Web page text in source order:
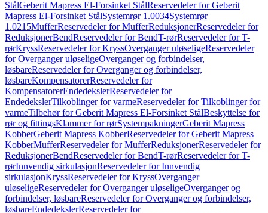
StålGeberit Mapress El-Forsinket StålReservedeler for Geberit
Mapress El-Forsinket StålSystemrør 1.0034Systemrør
1.0215MufferReservedeler for MufferReduksjonerReservedeler for
ReduksjonerBendReservedeler for BendT-rørReservedeler for T-
rørKryssReservedeler for KryssOverganger uløseligeReservedeler
for Overganger uløseligeOverganger og forbindelser,
løsbareReservedeler for Overganger og forbindelser,
løsbareKompensatorerReservedeler for
KompensatorerEndedekslerReservedeler for
EndedekslerTilkoblinger for varmeReservedeler for Tilkoblinger for
varmeTilbehør for Geberit Mapress El-Forsinket StålBeskyttelse for
rør og fittingsKlammer for rørSystempakningerGeberit Mapress
KobberGeberit Mapress KobberReservedeler for Geberit Mapress
KobberMufferReservedeler for MufferReduksjonerReservedeler for
ReduksjonerBendReservedeler for BendT-rørReservedeler for T-
rørInnvendig sirkulasjonReservedeler for Innvendig
sirkulasjonKryssReservedeler for KryssOverganger
uløseligeReservedeler for Overganger uløseligeOverganger og
forbindelser, løsbareReservedeler for Overganger og forbindelser,
løsbareEndedekslerReservedeler for